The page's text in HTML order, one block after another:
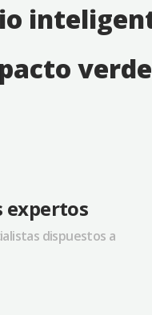
expertos
dispuestos a